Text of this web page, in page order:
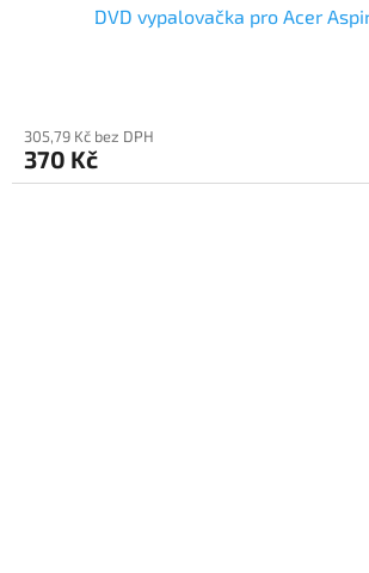
DVD vypalovačka pro Acer
305,79 Kč bez DPH
370 Kč